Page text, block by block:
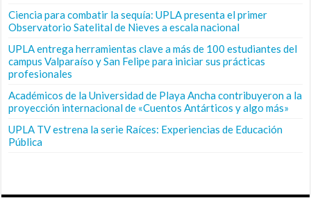
Ciencia para combatir la sequía: UPLA presenta el primer
Observatorio Satelital de Nieves a escala nacional
UPLA entrega herramientas clave a más de 100 estudiantes del
campus Valparaíso y San Felipe para iniciar sus prácticas
profesionales
Académicos de la Universidad de Playa Ancha contribuyeron a la
proyección internacional de «Cuentos Antárticos y algo más»
UPLA TV estrena la serie Raíces: Experiencias de Educación
Pública